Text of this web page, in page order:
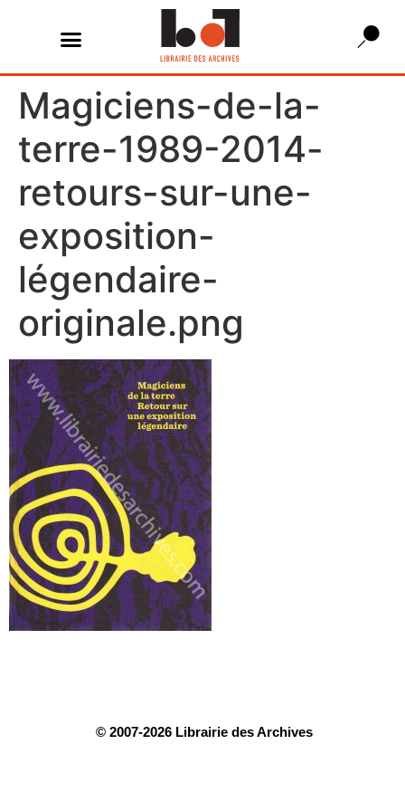
Magiciens-de-la-
terre-1989-2014-
retours-sur-une-
exposition-
légendaire-
originale.png
© 2007-2026 Librairie des Archives